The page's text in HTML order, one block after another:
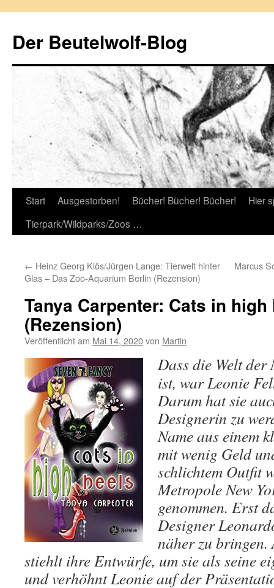
springen
Der Beutelwolf-Blog
Start Ausgestorben! Bücher! Bücher! Bücher!
Hier
Tierpark/Wildparks/Zoos …
← Heinz Georg Klös/Jürgen Lange: Tierwelt hinter
Glas – Das Zoo-Aquarium Berlin (Rezension)
Marcus
Tanya Carpenter: Cats in high
(Rezension)
Veröffentlicht am Mai 14, 2020von Martin
Dass die Welt der
ist, war Leonie
Darum hat sie
Designerin zu
Name aus einem
mit wenig Geld
schlichtem Outfit
Metropole New
genommen. Erst
Designer
näher zu bringen.
stiehlt ihre Entwürfe, um sie als seine
und verhöhnt Leonie auf der